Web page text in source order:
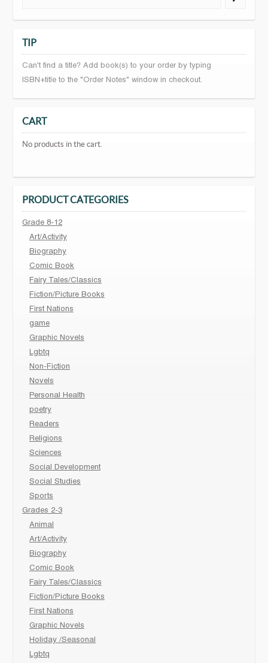
TIP
Can't find a title? Add book(s) to your order by typing
ISBN+title to the "Order Notes" window in checkout.
CART
No products in the cart.
PRODUCT CATEGORIES
Grade 8-12
Art/Activity
Biography
Comic Book
Fairy Tales/Classics
Fiction/Picture Books
First Nations
game
Graphic Novels
Lgbtq
Non-Fiction
Novels
Personal Health
poetry
Readers
Religions
Sciences
Social Development
Social Studies
Sports
Grades 2-3
Animal
Art/Activity
Biography
Comic Book
Fairy Tales/Classics
Fiction/Picture Books
First Nations
Graphic Novels
Holiday /Seasonal
Lgbtq